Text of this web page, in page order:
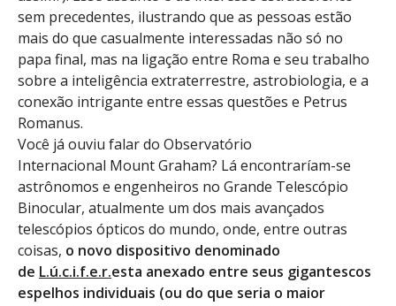
sem precedentes, ilustrando que as pessoas estão
mais do que casualmente interessadas não só no
papa final, mas na ligação entre Roma e seu trabalho
sobre a inteligência extraterrestre, astrobiologia, e a
conexão intrigante entre essas questões e Petrus
Romanus.
Você já ouviu falar do Observatório
Internacional Mount Graham? Lá encontraríam-se
astrônomos e engenheiros no Grande Telescópio
Binocular, atualmente um dos mais avançados
telescópios ópticos do mundo, onde, entre outras
coisas, o novo dispositivo denominado
de L.ú.c.i.f.e.r.esta anexado entre seus gigantescos
espelhos individuais (ou do que seria o maior